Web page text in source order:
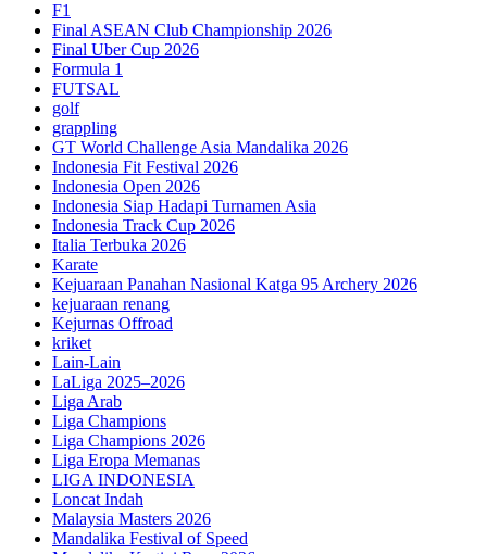
F1
Final ASEAN Club Championship 2026
Final Uber Cup 2026
Formula 1
FUTSAL
golf
grappling
GT World Challenge Asia Mandalika 2026
Indonesia Fit Festival 2026
Indonesia Open 2026
Indonesia Siap Hadapi Turnamen Asia
Indonesia Track Cup 2026
Italia Terbuka 2026
Karate
Kejuaraan Panahan Nasional Katga 95 Archery 2026
kejuaraan renang
Kejurnas Offroad
kriket
Lain-Lain
LaLiga 2025–2026
Liga Arab
Liga Champions
Liga Champions 2026
Liga Eropa Memanas
LIGA INDONESIA
Loncat Indah
Malaysia Masters 2026
Mandalika Festival of Speed